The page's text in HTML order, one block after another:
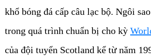
khổ bóng đá cấp câu lạc bộ. Ngôi
trong quá trình chuẩn bị cho kỳ
của đội tuyển Scotland kể từ năm